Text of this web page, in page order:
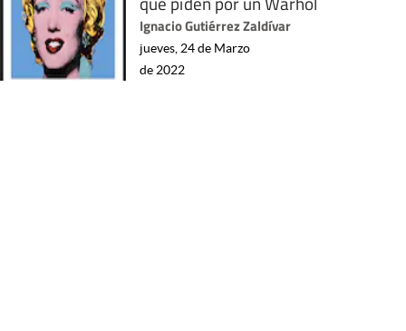
Ignacio Gutiérrez Zaldívar
jueves, 24 de Marzo
de 2022